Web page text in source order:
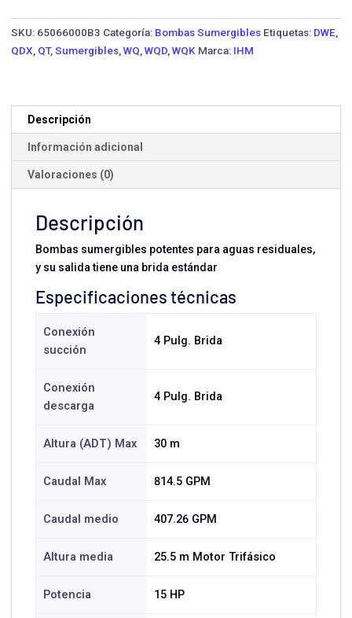
Trifásica
cantidad
SKU: 65066000B3 Categoría: Bombas Sumergibles Etiquetas: DWE
QDX QT, Sumergibles WQ WQD WQK Marca: IHM
Descripción
Información adicional
Valoraciones (0)
Descripción
Bombas sumergibles potentes para aguas residuales,
y su salida tiene una brida estándar
Especificaciones técnicas
Conexión
succión
4 Pulg. Brida
Conexión
descarga
4 Pulg. Brida
Altura (ADT) Max 30 m
Caudal Max 814.5 GPM
Caudal medio 407.26 GPM
Altura media 25.5 m Motor Trifásico
Potencia 15 HP